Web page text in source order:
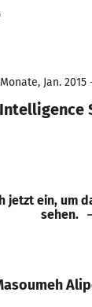
Jan. 2015
jetzt ein, um
sehen.